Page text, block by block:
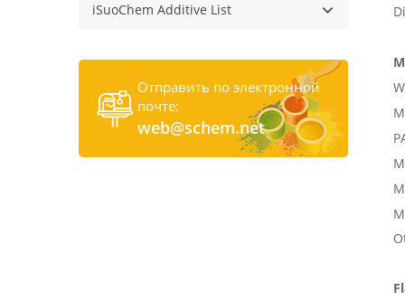
iSuoChem Additive List
Отправить по электронной
почте:
web@schem.net